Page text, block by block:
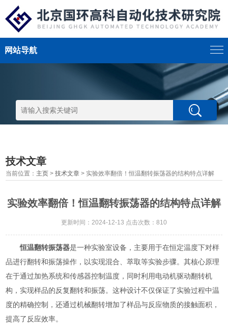
网站导航
技术文章
当前位置： 主页 >技术文章 > 实验效率翻倍！恒温翻转振荡器的结构特点详解
实验效率翻倍！恒温翻转振荡器的结构特点详解
更新时间：2024-12-13 点击次数：810
恒温翻转振荡器是一种实验室设备，主要用于在恒定温度下对样
品进行翻转和振荡操作，以实现混合、萃取等实验步骤。其核心原理
在于通过加热系统和传感器控制温度，同时利用电动机驱动翻转机
构，实现样品的反复翻转和振荡。这种设计不仅保证了实验过程中温
度的精确控制，还通过机械翻转增加了样品与反应物质的接触面积，
提高了反应效率。